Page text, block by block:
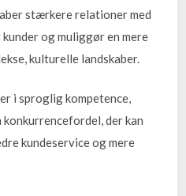
stærkere relationer med
og muliggør en mere
kulturelle landskaber.
i sproglig kompetence,
konkurrencefordel, der kan
kundeservice og mere